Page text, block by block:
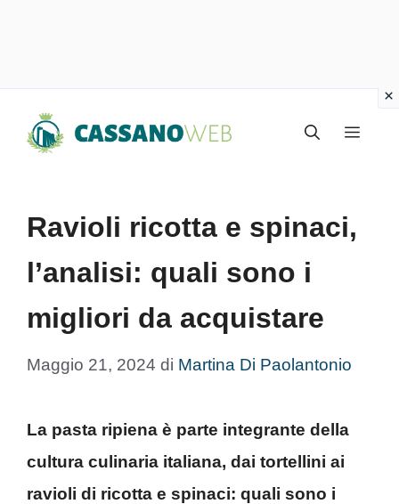
Menu
Ravioli ricotta e spinaci,
l’analisi: quali sono i
migliori da acquistare
Maggio 21, 2024 di Martina Di Paolantonio
La pasta ripiena è parte integrante della
cultura culinaria italiana, dai tortellini ai
ravioli di ricotta e spinaci: quali sono i